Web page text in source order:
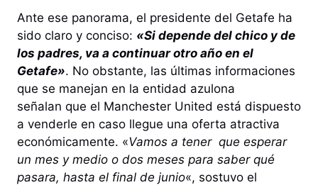
Ante ese panorama, el presidente del Getafe ha
sido claro y conciso: «Si depende del chico y de
los padres, va a continuar otro año en el
Getafe». No obstante, las últimas informaciones
que se manejan en la entidad azulona
señalan que el Manchester United está dispuesto
a venderle en caso llegue una oferta atractiva
económicamente. «Vamos a tener que esperar
un mes y medio o dos meses para saber qué
pasara, hasta el final de junio«, sostuvo el